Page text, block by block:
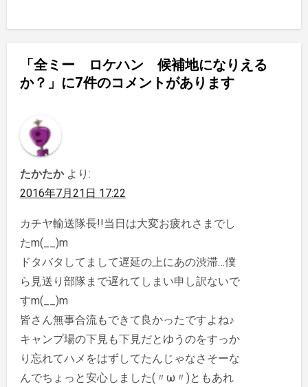
「全ミー ロケハン 候補地になりえる
か？」に7件のコメントがあります
たかたか より:
2016年7月21日 17:22
カチヤ輸送隊長!!当日は大変お疲れさまでし
たm(__)m
ドタバタしてまして遅延の上にあの渋滞…僕
ら見送り部隊まで遅れてしまい申し訳ないで
すm(__)m
皆さん無事合流もできて良かったですよね♪
キャンプ場の下見も下見だとゆうのをすっか
り忘れてハメをはずしてたんじゃなさそーな
んでちょっと安心しました(〃ω〃)ともあれ